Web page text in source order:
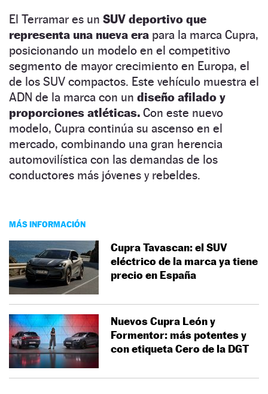
El Terramar es un SUV deportivo que
representa una nueva era para la marca Cupra,
posicionando un modelo en el competitivo
segmento de mayor crecimiento en Europa, el
de los SUV compactos. Este vehículo muestra el
ADN de la marca con un diseño afilado y
proporciones atléticas. Con este nuevo
modelo, Cupra continúa su ascenso en el
mercado, combinando una gran herencia
automovilística con las demandas de los
conductores más jóvenes y rebeldes.
MÁS INFORMACIÓN
Cupra Tavascan: el SUV
eléctrico de la marca ya tiene
precio en España
Nuevos Cupra León y
Formentor: más potentes y
con etiqueta Cero de la DGT